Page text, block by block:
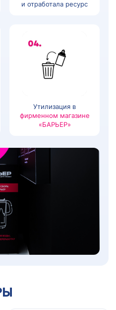
и отработала ресурс
Утилизация в
фирменном магазине
«БАРЬЕР»